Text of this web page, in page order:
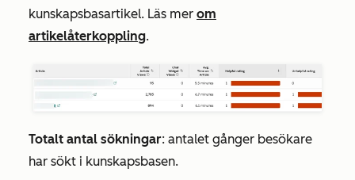
kunskapsbasartikel. Läs mer om
artikelåterkoppling.
Totalt antal sökningar: antalet gånger besökare
har sökt i kunskapsbasen.